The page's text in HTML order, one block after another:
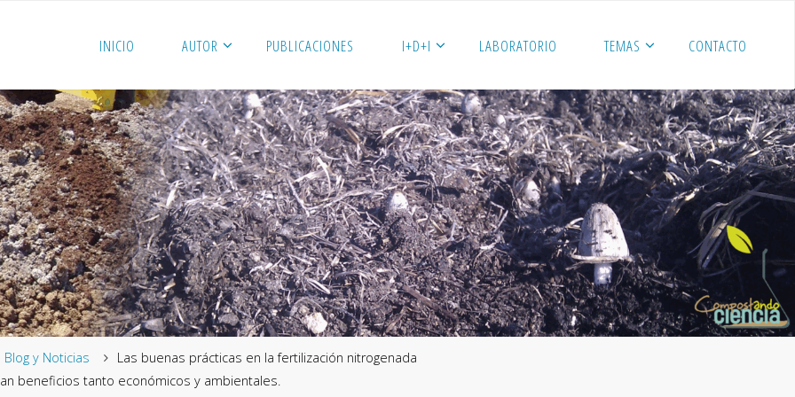
INICIO AUTOR PUBLICACIONES I+D+I LABORATORIO TEMAS CONTACTO
Blog y Noticias
Las buenas prácticas en la fertilización nitrogenada
beneficios tanto económicos y ambientales.